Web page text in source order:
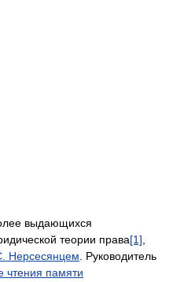
выдающихся
теории права[1]
Нерсесянцем . Руководитель
чтения памяти